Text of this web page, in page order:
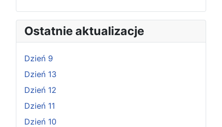
Ostatnie aktualizacje
Dzień 9
Dzień 13
Dzień 12
Dzień 11
Dzień 10